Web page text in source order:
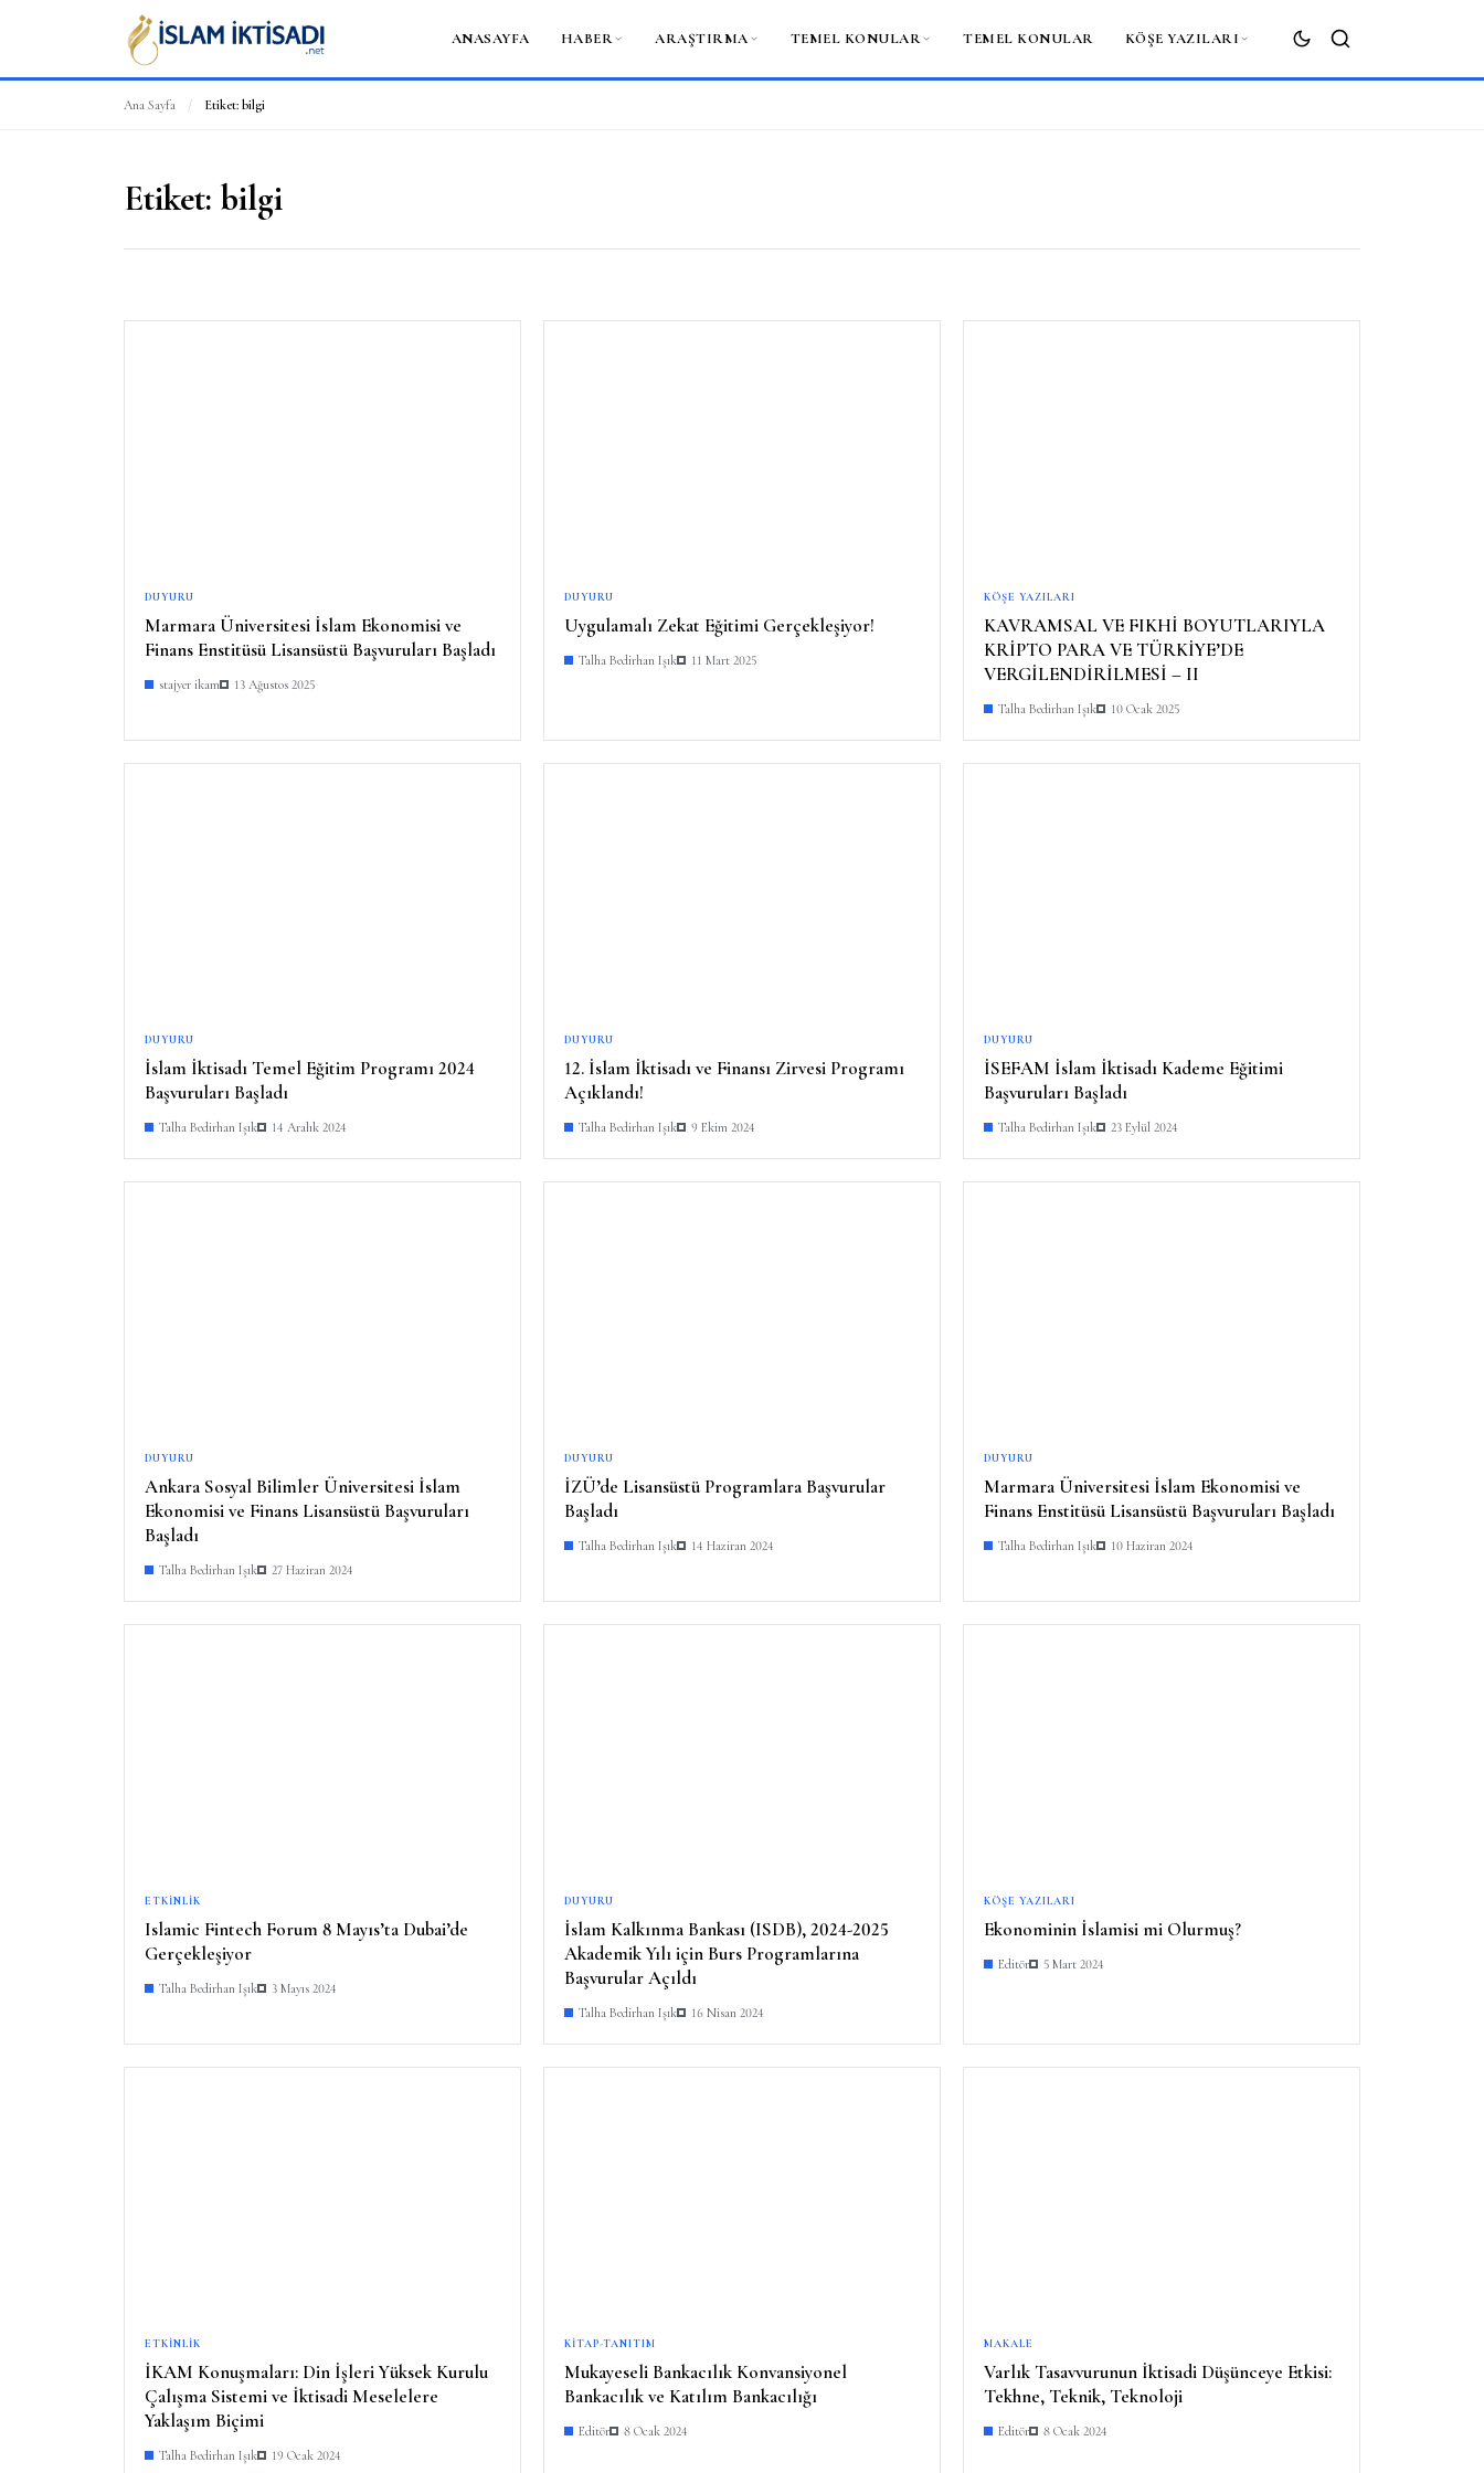
ANASAYFA HABER ARAŞTIRMA TEMEL KONULAR TEMEL KONULAR KÖŞE YAZILARI
ARA
Ana Sayfa / Etiket: bilgi
Etiket: bilgi
DUYURU
Marmara Üniversitesi İslam Ekonomisi ve
Finans Enstitüsü Lisansüstü Başvuruları Başladı
stajyer ikam 13 Ağustos 2025
DUYURU
Uygulamalı Zekat Eğitimi Gerçekleşiyor!
Talha Bedirhan Işık 11 Mart 2025
KÖŞE YAZILARI
KAVRAMSAL VE FIKHİ BOYUTLARIYLA
KRİPTO PARA VE TÜRKİYE’DE
VERGİLENDİRİLMESİ – II
Talha Bedirhan Işık 10 Ocak 2025
DUYURU
İslam İktisadı Temel Eğitim Programı 2024
Başvuruları Başladı
Talha Bedirhan Işık 14 Aralık 2024
DUYURU
12. İslam İktisadı ve Finansı Zirvesi Programı
Açıklandı!
Talha Bedirhan Işık 9 Ekim 2024
DUYURU
İSEFAM İslam İktisadı Kademe Eğitimi
Başvuruları Başladı
Talha Bedirhan Işık 23 Eylül 2024
DUYURU
Ankara Sosyal Bilimler Üniversitesi İslam
Ekonomisi ve Finans Lisansüstü Başvuruları
Başladı
Talha Bedirhan Işık 27 Haziran 2024
DUYURU
İZÜ’de Lisansüstü Programlara Başvurular
Başladı
Talha Bedirhan Işık 14 Haziran 2024
DUYURU
Marmara Üniversitesi İslam Ekonomisi ve
Finans Enstitüsü Lisansüstü Başvuruları Başladı
Talha Bedirhan Işık 10 Haziran 2024
ETKINLIK
Islamic Fintech Forum 8 Mayıs’ta Dubai’de
Gerçekleşiyor
Talha Bedirhan Işık 3 Mayıs 2024
DUYURU
İslam Kalkınma Bankası (ISDB), 2024-2025
Akademik Yılı için Burs Programlarına
Başvurular Açıldı
Talha Bedirhan Işık 16 Nisan 2024
KÖŞE YAZILARI
Ekonominin İslamisi mi Olurmuş?
Editör 5 Mart 2024
ETKINLIK
İKAM Konuşmaları: Din İşleri Yüksek Kurulu
Çalışma Sistemi ve İktisadi Meselelere
Yaklaşım Biçimi
Talha Bedirhan Işık 19 Ocak 2024
KITAP-TANITIM
Mukayeseli Bankacılık Konvansiyonel
Bankacılık ve Katılım Bankacılığı
Editör 8 Ocak 2024
MAKALE
Varlık Tasavvurunun İktisadi Düşünceye Etkisi:
Tekhne, Teknik, Teknoloji
Editör 8 Ocak 2024